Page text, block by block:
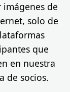
de
solo de
que
en nuestra
de socios.